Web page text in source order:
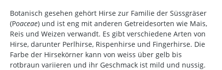
Botanisch gesehen gehört Hirse zur Familie der Süssgräser
(Poaceae) und ist eng mit anderen Getreidesorten wie Mais,
Reis und Weizen verwandt. Es gibt verschiedene Arten von
Hirse, darunter Perlhirse, Rispenhirse und Fingerhirse. Die
Farbe der Hirsekörner kann von weiss über gelb bis
rotbraun variieren und ihr Geschmack ist mild und nussig.